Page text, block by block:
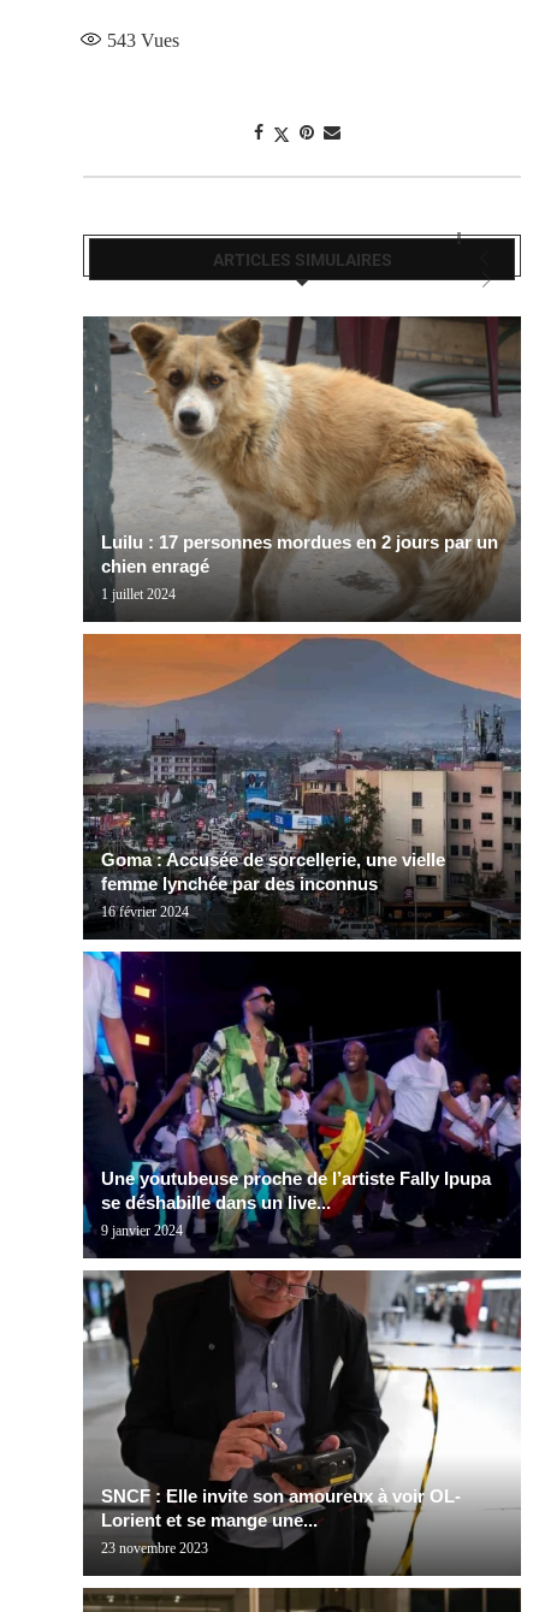
543 Vues
ARTICLES SIMULAIRES
Luilu : 17 personnes mordues en 2 jours par un
chien enragé
1 juillet 2024
Goma : Accusée de sorcellerie, une vielle
femme lynchée par des inconnus
16 février 2024
Une youtubeuse proche de l’artiste Fally Ipupa
se déshabille dans un live...
9 janvier 2024
SNCF : Elle invite son amoureux à voir OL-
Lorient et se mange une...
23 novembre 2023